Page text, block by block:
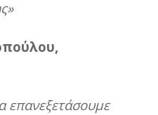
επανεξετάσουμε